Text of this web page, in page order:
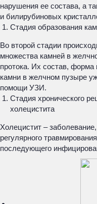
нарушения ее состава, а
и билирубиновых
Стадия образования
Во второй стадии
множества камней в
протока. Их состав,
камни в желчном пузыре
помощи УЗИ.
Стадия хронического
холецистита
Холецистит –
регулярного
последующего